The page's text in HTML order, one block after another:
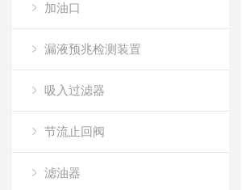
加油口
漏液预兆检测装置
吸入过滤器
节流止回阀
滤油器